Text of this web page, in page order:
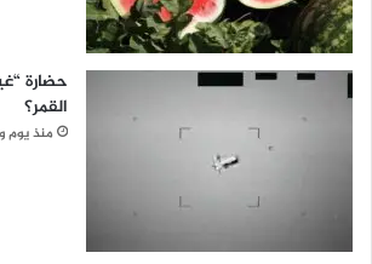
حضارة
القمر؟
منذ يوم